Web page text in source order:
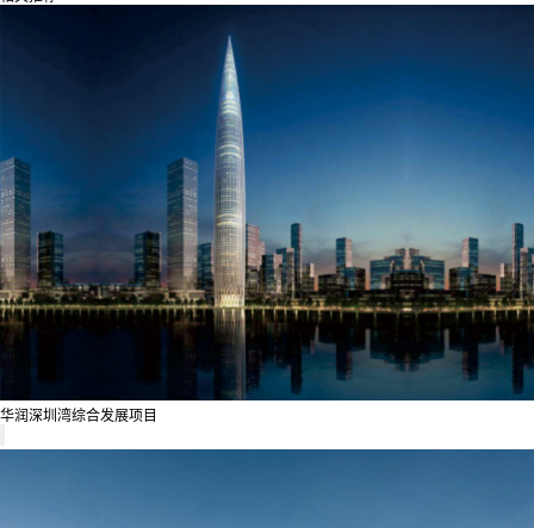
华润深圳湾综合发展项目